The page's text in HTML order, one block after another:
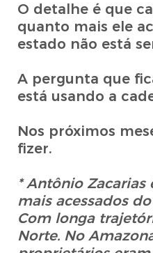
O detalhe é que
quanto mais ele
estado não está
A pergunta que
está usando a
Nos próximos
fizer.
* Antônio Zacarias
mais acessados
Com longa
Norte. No